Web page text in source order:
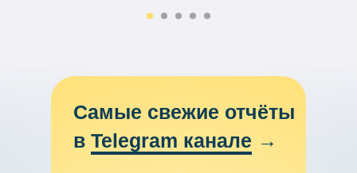
Самые свежие отчёты
в Telegram канале →